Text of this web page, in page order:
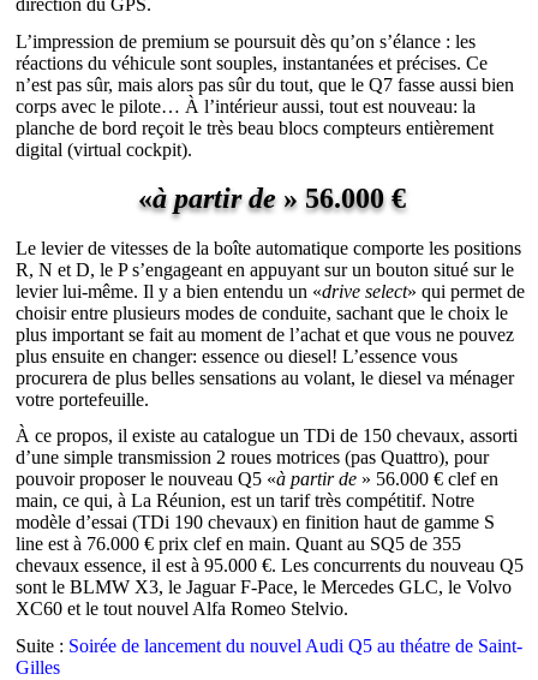
direction du GPS.
L’impression de premium se poursuit dès qu’on s’élance : les
réactions du véhicule sont souples, instantanées et précises. Ce
n’est pas sûr, mais alors pas sûr du tout, que le Q7 fasse aussi bien
corps avec le pilote… À l’intérieur aussi, tout est nouveau: la
planche de bord reçoit le très beau blocs compteurs entièrement
digital (virtual cockpit).
«à partir de » 56.000 €
Le levier de vitesses de la boîte automatique comporte les positions
R, N et D, le P s’engageant en appuyant sur un bouton situé sur le
levier lui-même. Il y a bien entendu un «drive select» qui permet de
choisir entre plusieurs modes de conduite, sachant que le choix le
plus important se fait au moment de l’achat et que vous ne pouvez
plus ensuite en changer: essence ou diesel! L’essence vous
procurera de plus belles sensations au volant, le diesel va ménager
votre portefeuille.
À ce propos, il existe au catalogue un TDi de 150 chevaux, assorti
d’une simple transmission 2 roues motrices (pas Quattro), pour
pouvoir proposer le nouveau Q5 «à partir de » 56.000 € clef en
main, ce qui, à La Réunion, est un tarif très compétitif. Notre
modèle d’essai (TDi 190 chevaux) en finition haut de gamme S
line est à 76.000 € prix clef en main. Quant au SQ5 de 355
chevaux essence, il est à 95.000 €. Les concurrents du nouveau Q5
sont le BLMW X3, le Jaguar F-Pace, le Mercedes GLC, le Volvo
XC60 et le tout nouvel Alfa Romeo Stelvio.
Suite : Soirée de lancement du nouvel Audi Q5 au théatre de Saint-
Gilles